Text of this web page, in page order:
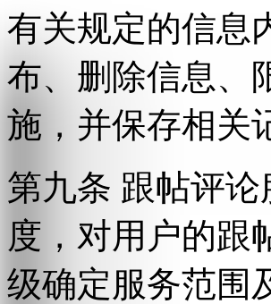
有关规定的信息
布、删除信息、
施，并保存相关
第九条 跟帖评
度，对用户的跟
级确定服务范围